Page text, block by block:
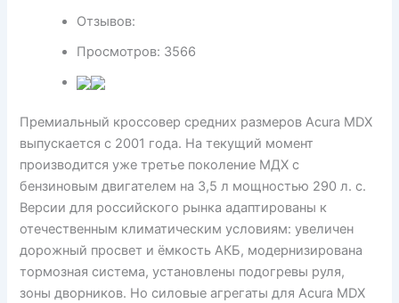
Отзывов:
Просмотров: 3566
Премиальный кроссовер средних размеров Acura MDX
выпускается с 2001 года. На текущий момент
производится уже третье поколение МДХ с
бензиновым двигателем на 3,5 л мощностью 290 л. с.
Версии для российского рынка адаптированы к
отечественным климатическим условиям: увеличен
дорожный просвет и ёмкость АКБ, модернизирована
тормозная система, установлены подогревы руля,
зоны дворников. Но силовые агрегаты для Acura MDX